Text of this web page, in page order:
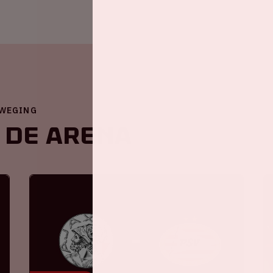
ArenA